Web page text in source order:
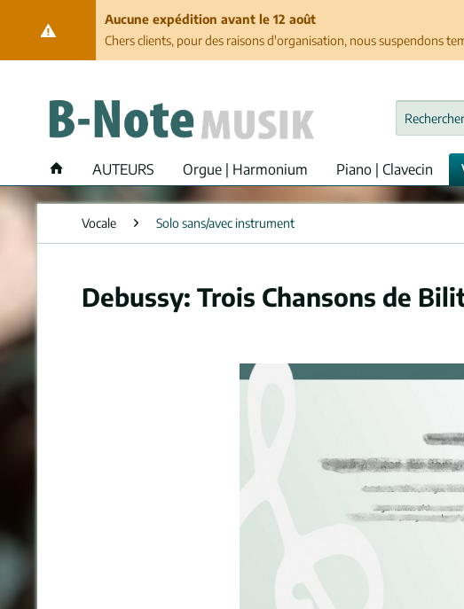
Aucune expédition avant le 12 août
Chers clients, pour des raisons d'organisation, nous suspendons
AUTEURS Orgue | Harmonium Piano | Clavecin
Vocale Solo sans/avec instrument
Debussy: Trois Chansons de